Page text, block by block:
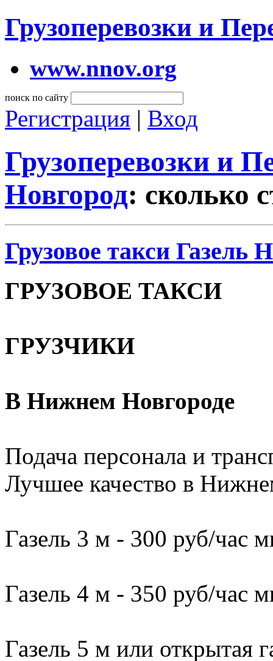
Грузоперевозки и
www.nnov.org
поиск по сайту
Регистрация | Вход
Грузоперевозки и
Новгород: сколько
Грузовое такси Газель
ГРУЗОВОЕ ТАКСИ
ГРУЗЧИКИ
В Нижнем Новгороде
Подача персонала и
Лучшее качество в
Газель 3 м - 300 руб/час
Газель 4 м - 350 руб/час
Газель 5 м или открытая